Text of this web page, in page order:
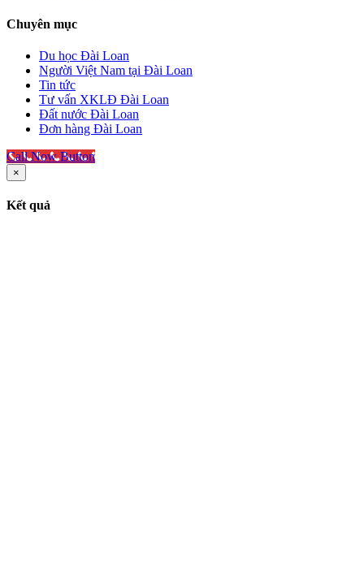
Chuyên mục
Du học Đài Loan
Người Việt Nam tại Đài Loan
Tin tức
Tư vấn XKLĐ Đài Loan
Đất nước Đài Loan
Đơn hàng Đài Loan
Call Now Button
×
Kết quả